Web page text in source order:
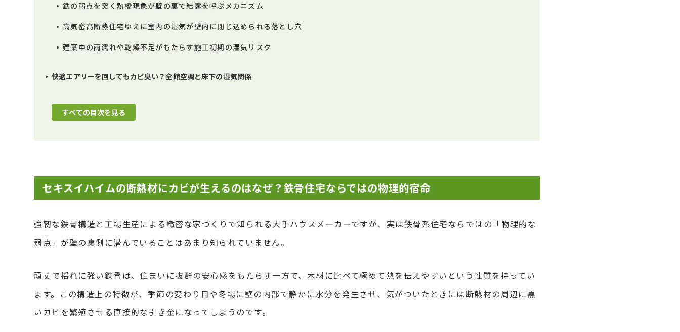
鉄の弱点を突く熱橋現象が壁の裏で結露を呼ぶメカニズム
高気密高断熱住宅ゆえに室内の湿気が壁内に閉じ込められる落とし穴
建築中の雨濡れや乾燥不足がもたらす施工初期の湿気リスク
快適エアリーを回してもカビ臭い？全館空調と床下の湿気関係
すべての目次を見る
セキスイハイムの断熱材にカビが生えるのはなぜ？鉄骨住宅ならではの物理的宿命
強靭な鉄骨構造と工場生産による緻密な家づくりで知られる大手ハウスメーカーですが、実は鉄骨系住宅ならではの「物理的な
弱点」が壁の裏側に潜んでいることはあまり知られていません。
頑丈で揺れに強い鉄骨は、住まいに抜群の安心感をもたらす一方で、木材に比べて極めて熱を伝えやすいという性質を持ってい
ます。この構造上の特徴が、季節の変わり目や冬場に壁の内部で静かに水分を発生させ、気がついたときには断熱材の周辺に黒
いカビを繁殖させる直接的な引き金になってしまうのです。